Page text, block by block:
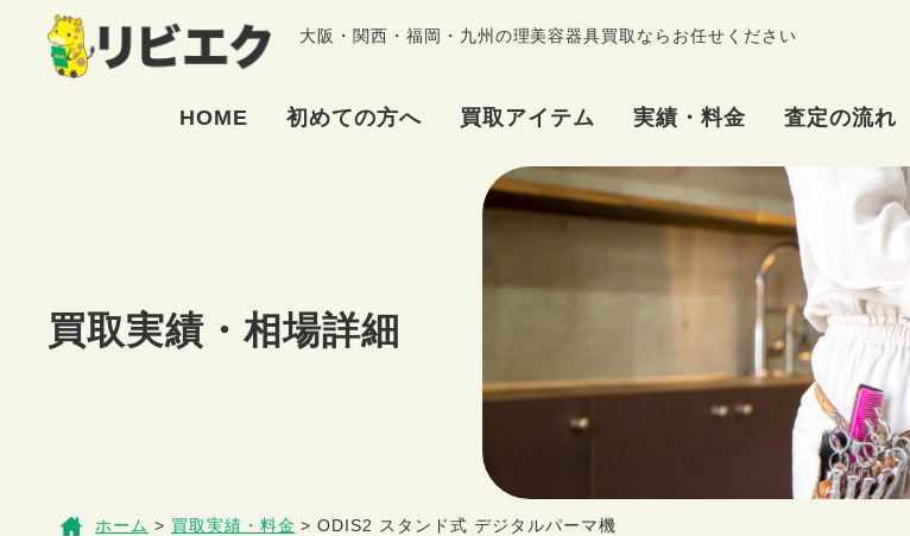
大阪・関西・福岡・九州の理美容器具買取ならお任せください
HOME 初めての方へ 買取アイテム 実績・料金 査定の流れ
買取実績・相場詳細
ホーム > 買取実績・料金 >ODIS2 スタンド式 デジタルパーマ機